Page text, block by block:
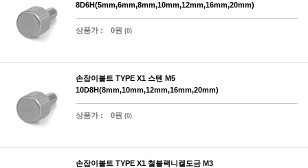
8D6H(5mm,6mm,8mm,10mm,12mm,16mm,20mm)
상품가 : 0원 (0)
손잡이볼트 TYPE X1 스텐 M5
10D8H(8mm,10mm,12mm,16mm,20mm)
상품가 : 0원 (0)
손잡이볼트 TYPE X1 철블랙니켈도금 M3